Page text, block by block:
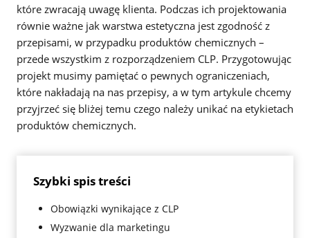
które zwracają uwagę klienta. Podczas ich projektowania
równie ważne jak warstwa estetyczna jest zgodność z
przepisami, w przypadku produktów chemicznych –
przede wszystkim z rozporządzeniem CLP. Przygotowując
projekt musimy pamiętać o pewnych ograniczeniach,
które nakładają na nas przepisy, a w tym artykule chcemy
przyjrzeć się bliżej temu czego należy unikać na etykietach
produktów chemicznych.
Szybki spis treści
Obowiązki wynikające z CLP
Wyzwanie dla marketingu